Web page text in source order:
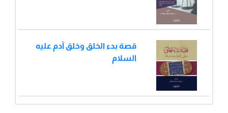
قصة بدء الخلق وخلق آدم عليه
السلام